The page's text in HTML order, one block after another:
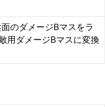
のダメージBマスをラ
用ダメージBマスに変換